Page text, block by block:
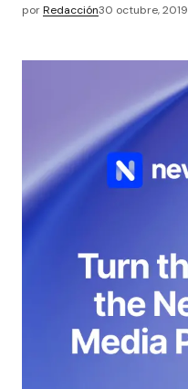
porRedacción30 octubre, 2019